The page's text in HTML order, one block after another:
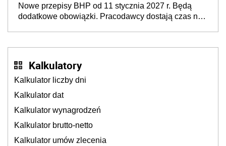
neuroatypowe. Powstanie Fundusz na rzecz
Inkluzywności w Zatrudnianiu?
Nowe przepisy BHP od 11 stycznia 2027 r. Będą
dodatkowe obowiązki. Pracodawcy dostają czas na
Kalkulatory
Kalkulator liczby dni
Kalkulator dat
Kalkulator wynagrodzeń
Kalkulator brutto-netto
Kalkulator umów zlecenia